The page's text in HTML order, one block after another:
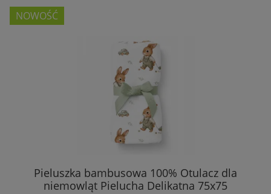
Pieluszka bambusowa 100% Otulacz dla
niemowląt Pielucha Delikatna 75x75
NOWOŚĆ